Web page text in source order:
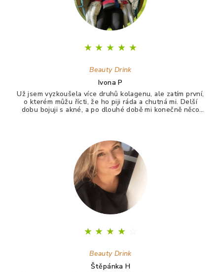
★ ★ ★ ★ ★
Beauty Drink
Ivona P
Už jsem vyzkoušela více druhů kolagenu, ale zatím první,
o kterém můžu řícti, že ho piji ráda a chutná mi. Delší
dobu bojuji s akné, a po dlouhé době mi konečně něco
★ ★ ★ ★
Beauty Drink
Štěpánka H